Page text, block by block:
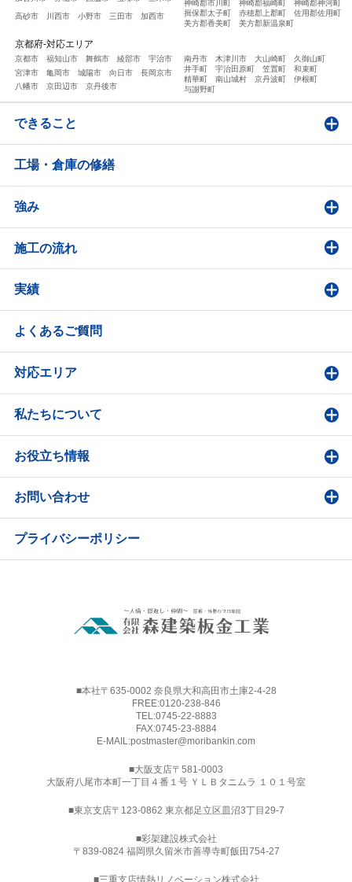
高砂市 川西市 小野市 三田市 加西市
神崎郡市川町
神崎郡福崎町
神崎郡神河町
揖保郡太子町
赤穂郡上郡町
佐用郡佐用町
美方郡香美町
美方郡新温泉町
京都府-対応エリア
京都市 福知山市 舞鶴市 綾部市
宇治市
宮津市
亀岡市 城陽市 向日市
長岡京市
八幡市
京田辺市 京丹後市
南丹市 木津川市 大山崎町
久御山町
井手町
宇治田原町 笠置町
和束町
精華町
南山城村 京丹波町
伊根町
与謝野町
できること
工場・倉庫の修繕
強み
施工の流れ
実績
よくあるご質問
対応エリア
私たちについて
お役立ち情報
お問い合わせ
プライバシーポリシー
■本社〒635-0002 奈良県大和高田市土庫2-4-28
FREE:0120-238-846
TEL:0745-22-8883
FAX:0745-23-8884
E-MAIL:postmaster@moribankin.com
■大阪支店〒581-0003
大阪府八尾市本町一丁目４番１号 ＹＬＢタニムラ １０１号室
■東京支店〒123-0862 東京都足立区皿沼3丁目29-7
■彩架建設株式会社
〒839-0824 福岡県久留米市善導寺町飯田754-27
■三重支店情熱リノベーション株式会社